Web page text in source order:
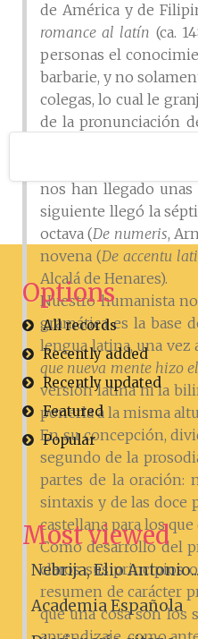
de América y de
romance al latín (ca.
personas el
barbarie, y no
colegas, lo cual le
de la pronunciación
nos han llegado unas
siguiente llegó la
octava (De numeris,
novena (De accentu
Alcalá de Henares).
Nuestro humanista
gramática es la base
lengua latina, una vez
que nueva mente hizo
versión latina ni la
ponerla a la misma
En su concepción,
segundo de la
partes de la oración:
sintaxis y de las doce
castellana para los
Como desarrollo del
claros sus principios
resumen de carácter
que una cosa son los
Options
All records
Recently added
Recently updated
Featured
Popular
Most viewed
Nebrija, Elio
Academia Española